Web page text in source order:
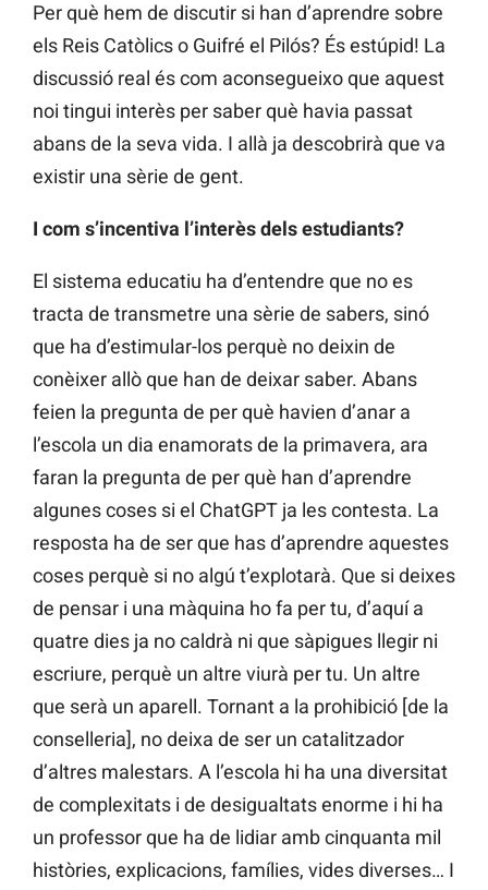
Per què hem de discutir si han d’aprendre sobre
els Reis Catòlics o Guifré el Pilós? És estúpid! La
discussió real és com aconsegueixo que aquest
noi tingui interès per saber què havia passat
abans de la seva vida. I allà ja descobrirà que va
existir una sèrie de gent.
I com s’incentiva l’interès dels estudiants?
El sistema educatiu ha d’entendre que no es
tracta de transmetre una sèrie de sabers, sinó
que ha d’estimular-los perquè no deixin de
conèixer allò que han de deixar saber. Abans
feien la pregunta de per què havien d’anar a
l’escola un dia enamorats de la primavera, ara
faran la pregunta de per què han d’aprendre
algunes coses si el ChatGPT ja les contesta. La
resposta ha de ser que has d’aprendre aquestes
coses perquè si no algú t’explotarà. Que si deixes
de pensar i una màquina ho fa per tu, d’aquí a
quatre dies ja no caldrà ni que sàpigues llegir ni
escriure, perquè un altre viurà per tu. Un altre
que serà un aparell. Tornant a la prohibició [de la
conselleria], no deixa de ser un catalitzador
d’altres malestars. A l’escola hi ha una diversitat
de complexitats i de desigualtats enorme i hi ha
un professor que ha de lidiar amb cinquanta mil
històries, explicacions, famílies, vides diverses… I